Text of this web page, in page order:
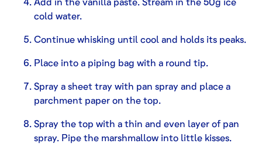
cold water.
Continue whisking until cool and holds its peaks.
Place into a piping bag with a round tip.
Spray a sheet tray with pan spray and place a
parchment paper on the top.
Spray the top with a thin and even layer of pan
spray. Pipe the marshmallow into little kisses.